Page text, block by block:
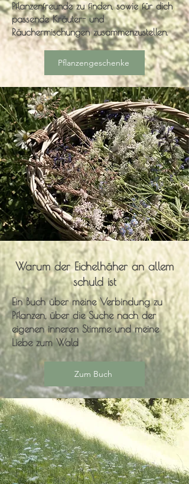
Pflanzenfreunde zu finden, sowie für dich
passende Kräuter- und
Räuchermischungen zusammenzustellen.
Pflanzengeschenke
Warum der Eichelhäher an allem
schuld ist
Ein Buch über meine Verbindung zu
Pflanzen, über die Suche nach der
eigenen inneren Stimme und meine
Liebe zum Wald
Zum Buch